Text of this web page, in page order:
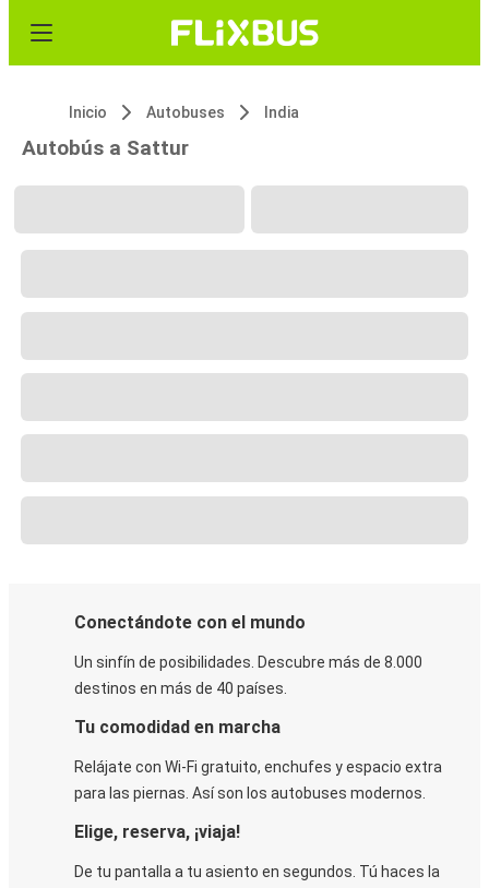
Inicio Autobuses India
Autobús a Sattur
Conectándote con el mundo
Un sinfín de posibilidades. Descubre más de 8.000
destinos en más de 40 países.
Tu comodidad en marcha
Relájate con Wi-Fi gratuito, enchufes y espacio extra
para las piernas. Así son los autobuses modernos.
Elige, reserva, ¡viaja!
De tu pantalla a tu asiento en segundos. Tú haces la